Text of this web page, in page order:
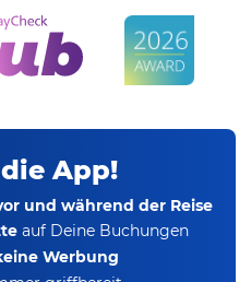
App!
und während der Reise
auf Deine Buchungen
Werbung